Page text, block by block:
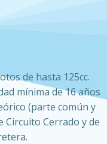
de hasta 125cc.
mínima de 16 años
(parte común y
Circuito Cerrado y de